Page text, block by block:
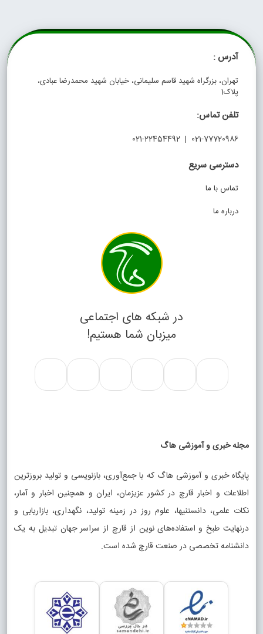
آدرس :
تهران، بزرگراه شهید قاسم سلیمانی، خیابان شهید محمدرضا عبادی،
پلاک1
تلفن تماس:
021-77720986 | 021-22454492
دسترسی سریع
تماس با ما
درباره ما
در شبکه های اجتماعی
میزبان شما هستیم!
مجله خبری و آموزشی هاگ
پایگاه خبری و آموزشی هاگ که با جمع‌آوری، بازنویسی و تولید بروزترین
اطلاعات و اخبار قارچ در کشور عزیزمان، ایران و همچنین اخبار و آمار،
نکات علمی، دانستنیها، علوم روز در زمینه تولید، نگهداری، بازاریابی و
درنهایت طبخ و استفاده‌های نوین از قارچ از سراسر جهان تبدیل به یک
دانشنامه تخصصی در صنعت قارچ شده است.